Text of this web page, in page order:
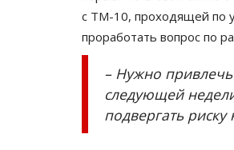
с ТМ-10, проходящей по
проработать вопрос по
– Нужно привлечь
следующей
подвергать